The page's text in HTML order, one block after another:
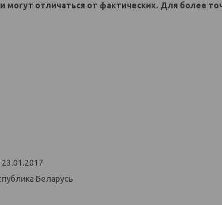
могут отличаться от фактических. Для более
Беларусь